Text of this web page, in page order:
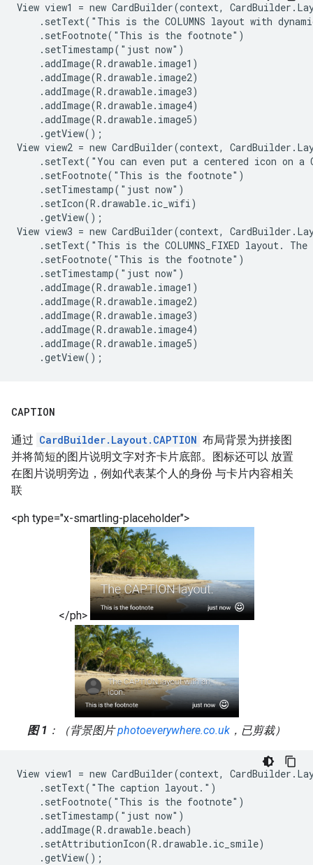
View view1 = new CardBuilder(context,
.setText("This is the COLUMNS layout with
    .setFootnote("This is the footnote")
    .setTimestamp("just now")
    .addImage(R.drawable.image1)
    .addImage(R.drawable.image2)
    .addImage(R.drawable.image3)
    .addImage(R.drawable.image4)
    .addImage(R.drawable.image5)
    .getView();
View view2 = new CardBuilder(context,
.setText("You can even put a centered icon on a
    .setFootnote("This is the footnote")
    .setTimestamp("just now")
    .setIcon(R.drawable.ic_wifi)
    .getView();
View view3 = new CardBuilder(context,
.setText("This is the COLUMNS_FIXED layout.
    .setFootnote("This is the footnote")
    .setTimestamp("just now")
    .addImage(R.drawable.image1)
    .addImage(R.drawable.image2)
    .addImage(R.drawable.image3)
    .addImage(R.drawable.image4)
    .addImage(R.drawable.image5)
CAPTION
通过 CardBuilder.Layout.CAPTION 布局背景为拼接图
并将简短的图片说明文字对齐卡片底部。图标还可以 放置
在图片说明旁边，例如代表某个人的身份 与卡片内容相关
联
<ph type="x-smartling-placeholder">
</ph>
图 1 ：（背景图片photoeverywhere.co.uk ，已剪裁）
View view1 = new CardBuilder(context,
    .setText("The caption layout.")
    .setFootnote("This is the footnote")
    .setTimestamp("just now")
    .addImage(R.drawable.beach)
    .setAttributionIcon(R.drawable.ic_smile)
    .getView();